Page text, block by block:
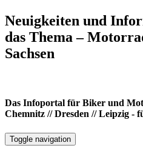
Neuigkeiten und
das Thema –
Sachsen
Das Infoportal für Biker und
Chemnitz // Dresden // Leipzig -
Toggle navigation